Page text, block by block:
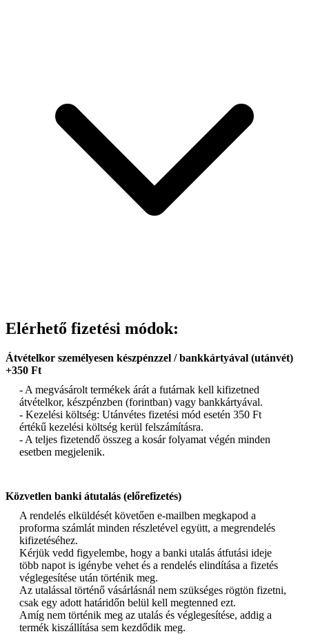
Elérhető fizetési módok:
Átvételkor személyesen készpénzzel / bankkártyával (utánvét)
+350 Ft
- A megvásárolt termékek árát a futárnak kell kifizetned
átvételkor, készpénzben (forintban) vagy bankkártyával.
- Kezelési költség: Utánvétes fizetési mód esetén 350 Ft
értékű kezelési költség kerül felszámításra.
- A teljes fizetendő összeg a kosár folyamat végén minden
esetben megjelenik.
Közvetlen banki átutalás (előrefizetés)
A rendelés elküldését követően e-mailben megkapod a
proforma számlát minden részletével együtt, a megrendelés
kifizetéséhez.
Kérjük vedd figyelembe, hogy a banki utalás átfutási ideje
több napot is igénybe vehet és a rendelés elindítása a fizetés
véglegesítése után történik meg.
Az utalással történő vásárlásnál nem szükséges rögtön fizetni,
csak egy adott határidőn belül kell megtenned ezt.
Amíg nem történik meg az utalás és véglegesítése, addig a
termék kiszállítása sem kezdődik meg.